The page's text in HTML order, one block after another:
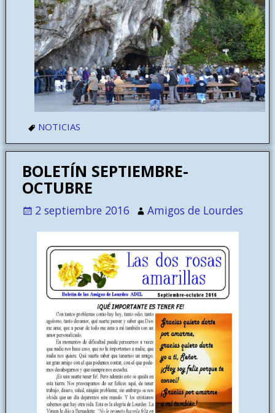
NOTICIAS
BOLETÍN SEPTIEMBRE-
OCTUBRE
2 septiembre 2016 Amigos de Lourdes